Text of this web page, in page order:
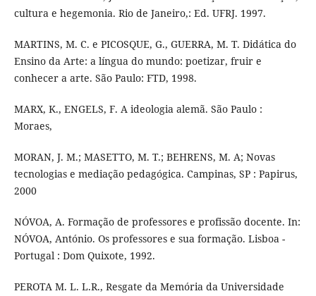
cultura e hegemonia. Rio de Janeiro,: Ed. UFRJ. 1997.
MARTINS, M. C. e PICOSQUE, G., GUERRA, M. T. Didática do
Ensino da Arte: a língua do mundo: poetizar, fruir e
conhecer a arte. São Paulo: FTD, 1998.
MARX, K., ENGELS, F. A ideologia alemã. São Paulo :
Moraes,
MORAN, J. M.; MASETTO, M. T.; BEHRENS, M. A; Novas
tecnologias e mediação pedagógica. Campinas, SP : Papirus,
2000
NÓVOA, A. Formação de professores e profissão docente. In:
NÓVOA, António. Os professores e sua formação. Lisboa -
Portugal : Dom Quixote, 1992.
PEROTA M. L. L.R., Resgate da Memória da Universidade